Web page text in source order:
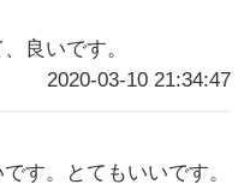
良いです。
2020-03-10 21:34:47
す。とてもいいです。